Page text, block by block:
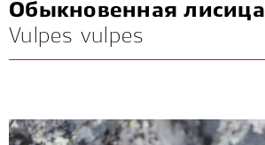
Обыкновенная лисица
Vulpes vulpes